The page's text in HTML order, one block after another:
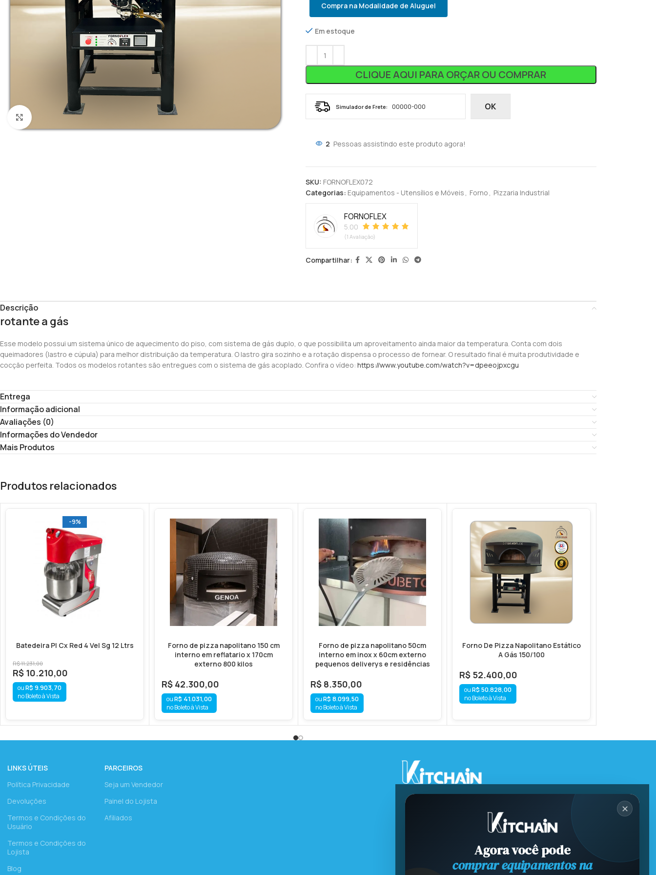
Clique para ampliar
Compra na Modalidade de Aluguel
Em estoque
CLIQUE AQUI PARA ORÇAR OU COMPRAR
Simulador de Frete: OK
2 Pessoas assistindo este produto agora!
SKU: FORNOFLEX072
Categorias: Equipamentos - Utensílios e Móveis , Forno , Pizzaria Industrial
FORNOFLEX
5.00
(1 Avaliação)
Compartilhar:
Descrição
rotante a gás
Esse modelo possui um sistema único de aquecimento do piso, com sistema de gás duplo, o que possibilita um aproveitamento ainda maior da temperatura. Conta com dois
queimadores (lastro e cúpula) para melhor distribuição da temperatura. O lastro gira sozinho e a rotação dispensa o processo de fornear. O resultado final é muita produtividade e
cocção perfeita. Todos os modelos rotantes são entregues com o sistema de gás acoplado. Confira o vídeo: https://www.youtube.com/watch?v=dpeeojpxcgu
Entrega
Informação adicional
Avaliações (0)
Informações do Vendedor
Mais Produtos
Produtos relacionados
-9%
Batedeira Pl Cx Red 4 Vel Sg 12 Ltrs
R$11.231,00
R$ 10.210,00
R$ 9.903,70
no Boleto à Vista
Forno de pizza napolitano 150 cm
interno em reflatario x 170cm
externo 800 kilos
R$ 42.300,00
R$ 41.031,00
no Boleto à Vista
Forno de pizza napolitano 50cm
interno em inox x 60cm externo
pequenos deliverys e residências
R$ 8.350,00
R$ 8.099,50
no Boleto à Vista
Forno De Pizza Napolitano Estático
A Gás 150/100
R$ 52.400,00
R$ 50.828,00
no Boleto à Vista
LINKS ÚTEIS
Política Privacidade
Devoluções
Termos e Condições do
Usuário
Termos e Condições do
Lojista
Blog
PARCEIROS
Seja um Vendedor
Painel do Lojista
Afiliados
✕
Agora você pode
comprar equipamentos na